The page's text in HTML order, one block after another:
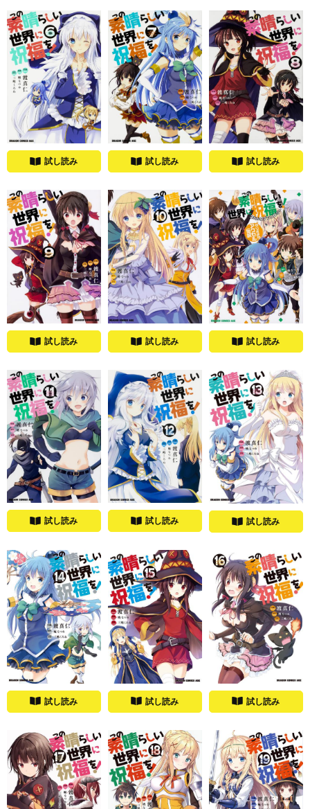
試し読み 試し読み 試し読み
試し読み 試し読み 試し読み
試し読み 試し読み 試し読み
試し読み 試し読み 試し読み